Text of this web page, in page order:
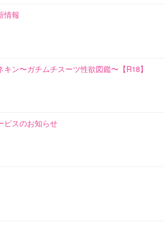
情報
キン〜ガチムチスーツ性欲図鑑〜【R18】
ビスのお知らせ